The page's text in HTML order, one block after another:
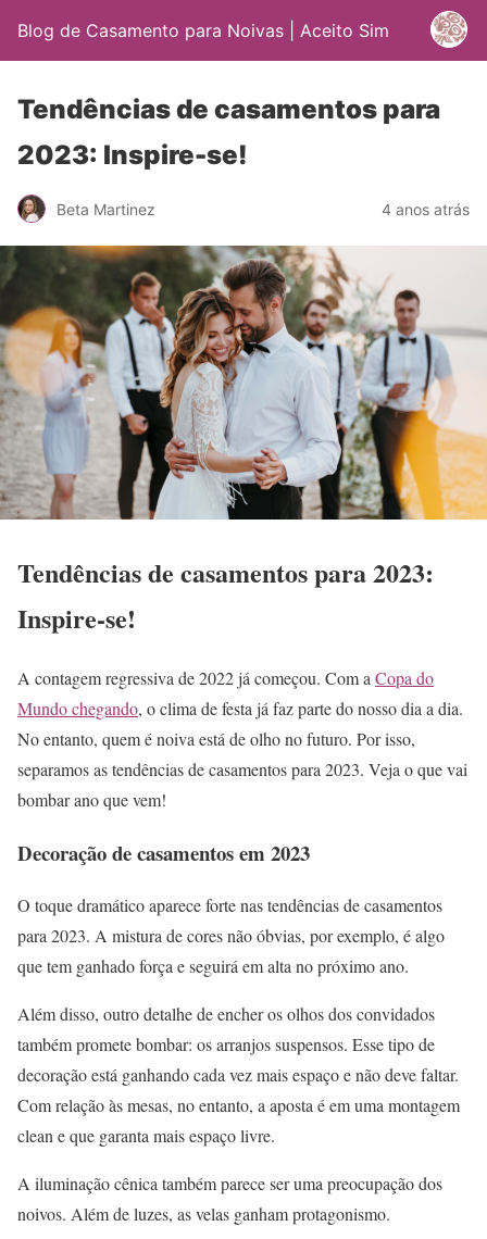
Blog de Casamento para Noivas | Aceito Sim
Tendências de casamentos para
2023: Inspire-se!
Beta Martinez 4 anos atrás
Tendências de casamentos para 2023:
Inspire-se!
A contagem regressiva de 2022 já começou. Com a Copa do
Mundo chegando, o clima de festa já faz parte do nosso dia a dia.
No entanto, quem é noiva está de olho no futuro. Por isso,
separamos as tendências de casamentos para 2023. Veja o que vai
bombar ano que vem!
Decoração de casamentos em 2023
O toque dramático aparece forte nas tendências de casamentos
para 2023. A mistura de cores não óbvias, por exemplo, é algo
que tem ganhado força e seguirá em alta no próximo ano.
Além disso, outro detalhe de encher os olhos dos convidados
também promete bombar: os arranjos suspensos. Esse tipo de
decoração está ganhando cada vez mais espaço e não deve faltar.
Com relação às mesas, no entanto, a aposta é em uma montagem
clean e que garanta mais espaço livre.
A iluminação cênica também parece ser uma preocupação dos
noivos. Além de luzes, as velas ganham protagonismo.